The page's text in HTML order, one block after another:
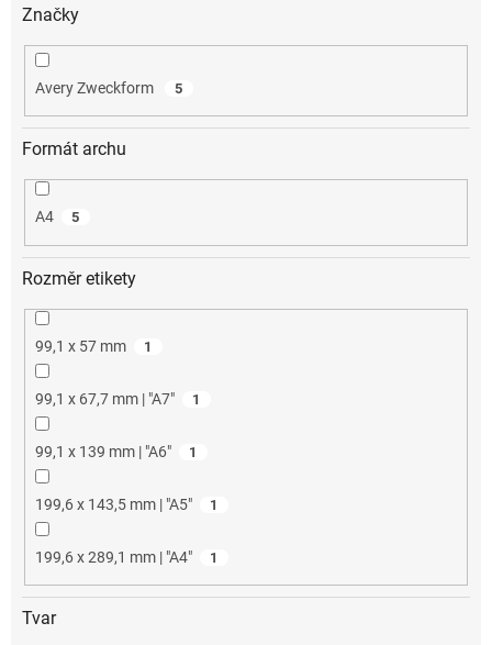
Značky
Avery Zweckform 5
Formát archu
A4 5
Rozměr etikety
99,1 x 57 mm 1
99,1 x 67,7 mm | "A7" 1
99,1 x 139 mm | "A6" 1
199,6 x 143,5 mm | "A5" 1
199,6 x 289,1 mm | "A4" 1
Tvar